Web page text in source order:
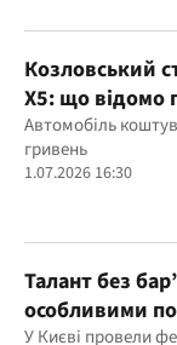
Козловський
X5: що відомо
Автомобіль
гривень
1.07.2026 16:30
Талант без
особливими
У Києві провели